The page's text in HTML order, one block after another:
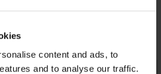
content and ads, to
and to analyse our traffic.
stukken
LIMITED